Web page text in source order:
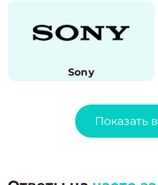
Sony
Показать